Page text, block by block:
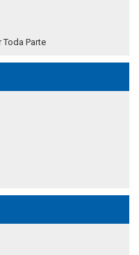
Parte